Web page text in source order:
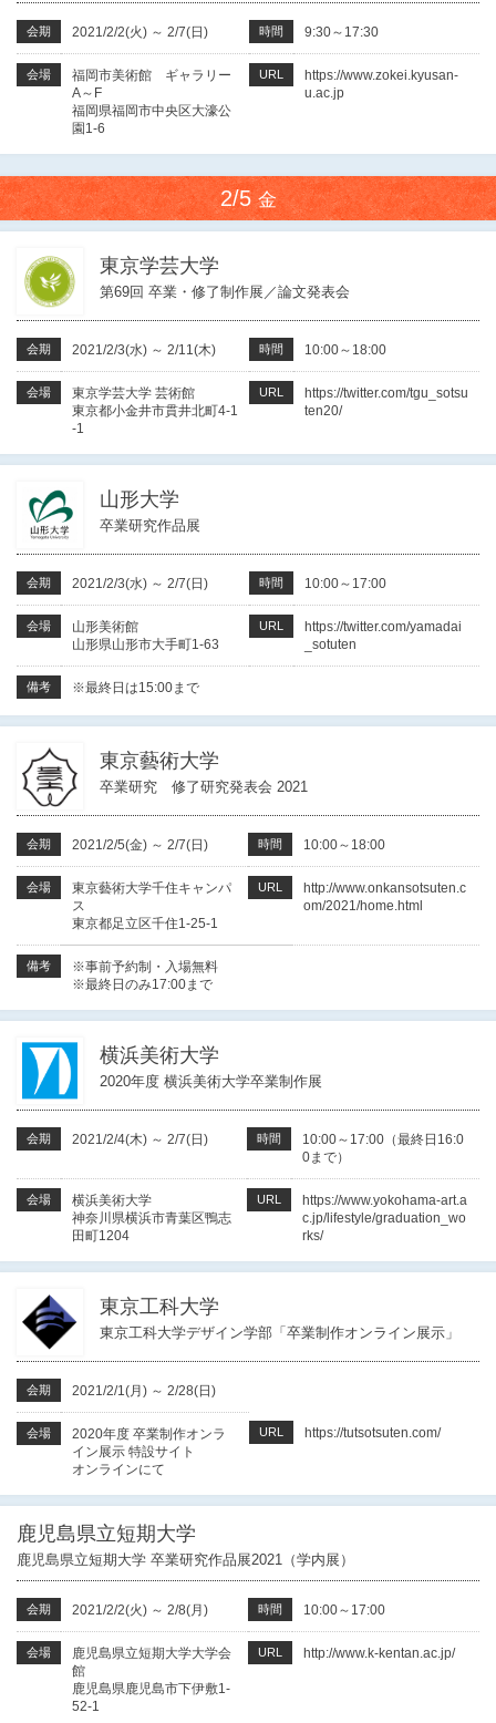
会期 2021/2/2(火) ～ 2/7(日) 時間 9:30～17:30
会場
福岡市美術館 ギャラリー
A～F
福岡県福岡市中央区大濠公
園1-6
URL
https://www.zokei.kyusan-
u.ac.jp
2/5金
東京学芸大学
第69回 卒業・修了制作展／論文発表会
会期 2021/2/3(水) ～ 2/11(木) 時間 10:00～18:00
会場
東京学芸大学 芸術館
東京都小金井市貫井北町4-1
-1
URL
https://twitter.com/tgu_sotsu
ten20/
山形大学
卒業研究作品展
会期 2021/2/3(水) ～ 2/7(日) 時間 10:00～17:00
会場
山形美術館
山形県山形市大手町1-63
URL
https://twitter.com/yamadai
_sotuten
備考 ※最終日は15:00まで
東京藝術大学
卒業研究 修了研究発表会 2021
会期 2021/2/5(金) ～ 2/7(日) 時間 10:00～18:00
会場
東京藝術大学千住キャンパ
ス
東京都足立区千住1-25-1
URL
http://www.onkansotsuten.c
om/2021/home.html
備考
※事前予約制・入場無料
※最終日のみ17:00まで
横浜美術大学
2020年度 横浜美術大学卒業制作展
会期 2021/2/4(木) ～ 2/7(日) 時間
10:00～17:00（最終日16:0
0まで）
会場
横浜美術大学
神奈川県横浜市青葉区鴨志
田町1204
URL
https://www.yokohama-art.a
c.jp/lifestyle/graduation_wo
rks/
東京工科大学
東京工科大学デザイン学部「卒業制作オンライン展示」
会期 2021/2/1(月) ～ 2/28(日)
会場
2020年度 卒業制作オンラ
イン展示 特設サイト
オンラインにて
URL https://tutsotsuten.com/
鹿児島県立短期大学
鹿児島県立短期大学 卒業研究作品展2021（学内展）
会期 2021/2/2(火) ～ 2/8(月) 時間 10:00～17:00
会場
鹿児島県立短期大学大学会
館
鹿児島県鹿児島市下伊敷1-
52-1
URL http://www.k-kentan.ac.jp/